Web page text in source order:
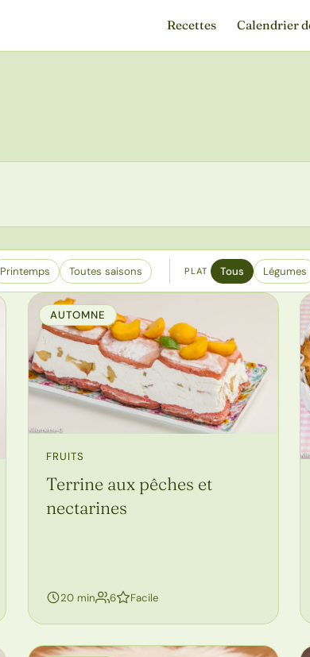
Recettes Calendrier
Printemps Toutes saisons PLAT Tous Légumes
AUTOMNE
FRUITS
Terrine aux pêches et
nectarines
20 min 6personnes
Facile